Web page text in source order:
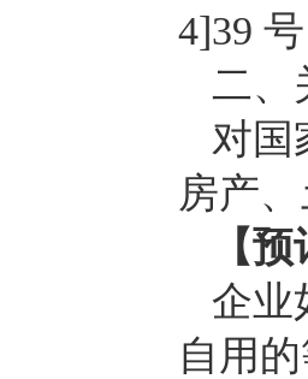
4]39
二、
对国
房产
【
企业
自用